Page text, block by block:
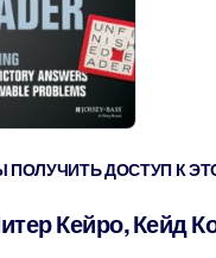
ПОЛУЧИТЬ ДОСТУП К
Кейро, Кейд